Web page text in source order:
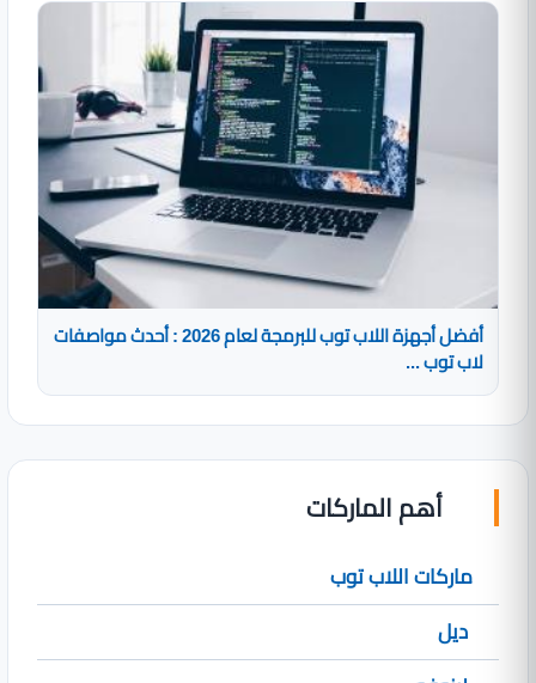
أفضل أجهزة اللاب توب للبرمجة لعام 2026 : أحدث مواصفات
لاب توب ...
أهم الماركات
ماركات اللاب توب
ديل